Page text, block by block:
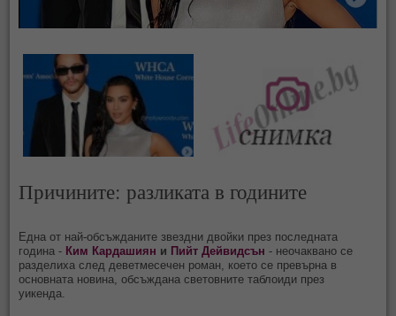
Причините: разликата в годините
Една от най-обсъжданите звездни двойки през последната
година - Ким Кардашиян и Пийт Дейвидсън - неочаквано се
разделиха след деветмесечен роман, което се превърна в
основната новина, обсъждана световните таблоиди през
уикенда.